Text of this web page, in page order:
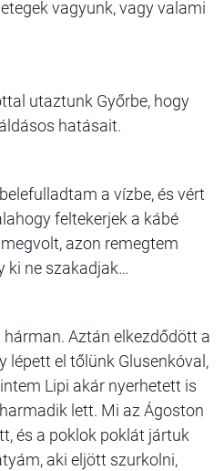
vagyunk, vagy valami
utaztunk Győrbe, hogy
hatásait.
a vízbe, és vért
feltekerjek a kábé
azon remegtem
ki ne szakadjak…
Aztán elkezdődött a
lépett el tőlünk Glusenkóval,
Lipi akár nyerhetett is
lett. Mi az Ágoston
és a poklok poklát jártuk
aki eljött szurkolni,